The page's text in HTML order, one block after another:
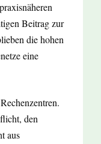
Beitrag zur
die hohen
eine
den
aus